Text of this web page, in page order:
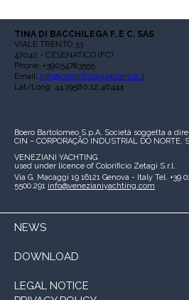
TINA DI BACCHILEGA F. E C. SAS
VIALE TRENTO 33
47042 - CESENATICO (FC)
Phone: +39054783555
Email: info@colorificiocasabianca.it
Lat/Long: 44.19580,12.40444
Boero Bartolomeo S.p.A. Società soggetta a
CIN – CORPORAÇÃO INDUSTRIAL DO NORTE,
VENEZIANI YACHTING
used under licence of Colorificio Zetagi S.r.l.
Via G. Macaggi 19 16121 Genova - Italy Tel. +39
5500.291 info@venezianiyachting.com
NEWS
DOWNLOAD
LEGAL NOTICE